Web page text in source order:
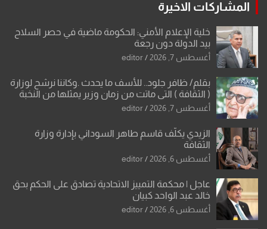
المشاركات الاخيرة
خلية الإعلام الأمني: الحكومة ماضية في حصر السلاح
بيد الدولة دون رجعة
أغسطس 7, 2026 editor
بقلم/ ظافر جلود.. للأسف ما يحدث .وكاننا نرشح لوزارة
( الثقافة ) التي ماتت من زمان وزير يمثلها من النخبة
والإرث العظيم للثقافة العراقية..
أغسطس 7, 2026 editor
الزيدي يكلّف قاسم طاهر السوداني بإدارة وزارة
الثقافة
أغسطس 6, 2026 editor
عاجل | محكمة التمييز الاتحادية تصادق على الحكم بحق
خالد عبد الواحد كبيان
أغسطس 6, 2026 editor